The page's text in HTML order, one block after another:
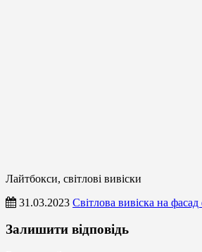
Лайтбокси, світлові вивіски
31.03.2023 Світлова вивіска на
Лайтбокси,
Залишити відповідь